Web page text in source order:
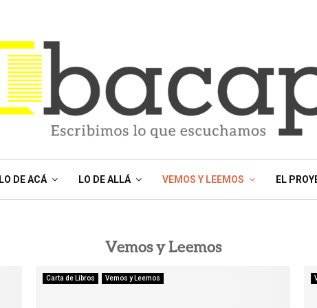
LO DE ACÁ LO DE ALLÁ VEMOS Y LEEMOS EL
Vemos y Leemos
Carta de Libros Vemos y Leemos